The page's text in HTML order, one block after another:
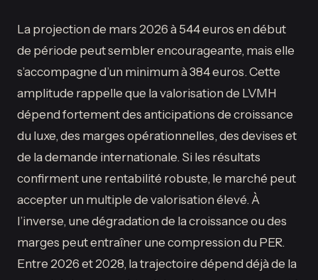
La projection de mars 2026 à 544 euros en début
de période peut sembler encourageante, mais elle
s’accompagne d’un minimum à 384 euros. Cette
amplitude rappelle que la valorisation de LVMH
dépend fortement des anticipations de croissance
du luxe, des marges opérationnelles, des devises et
de la demande internationale. Si les résultats
confirment une rentabilité robuste, le marché peut
accepter un multiple de valorisation élevé. À
l’inverse, une dégradation de la croissance ou des
marges peut entraîner une compression du PER.
Entre 2026 et 2028, la trajectoire dépend déjà de la